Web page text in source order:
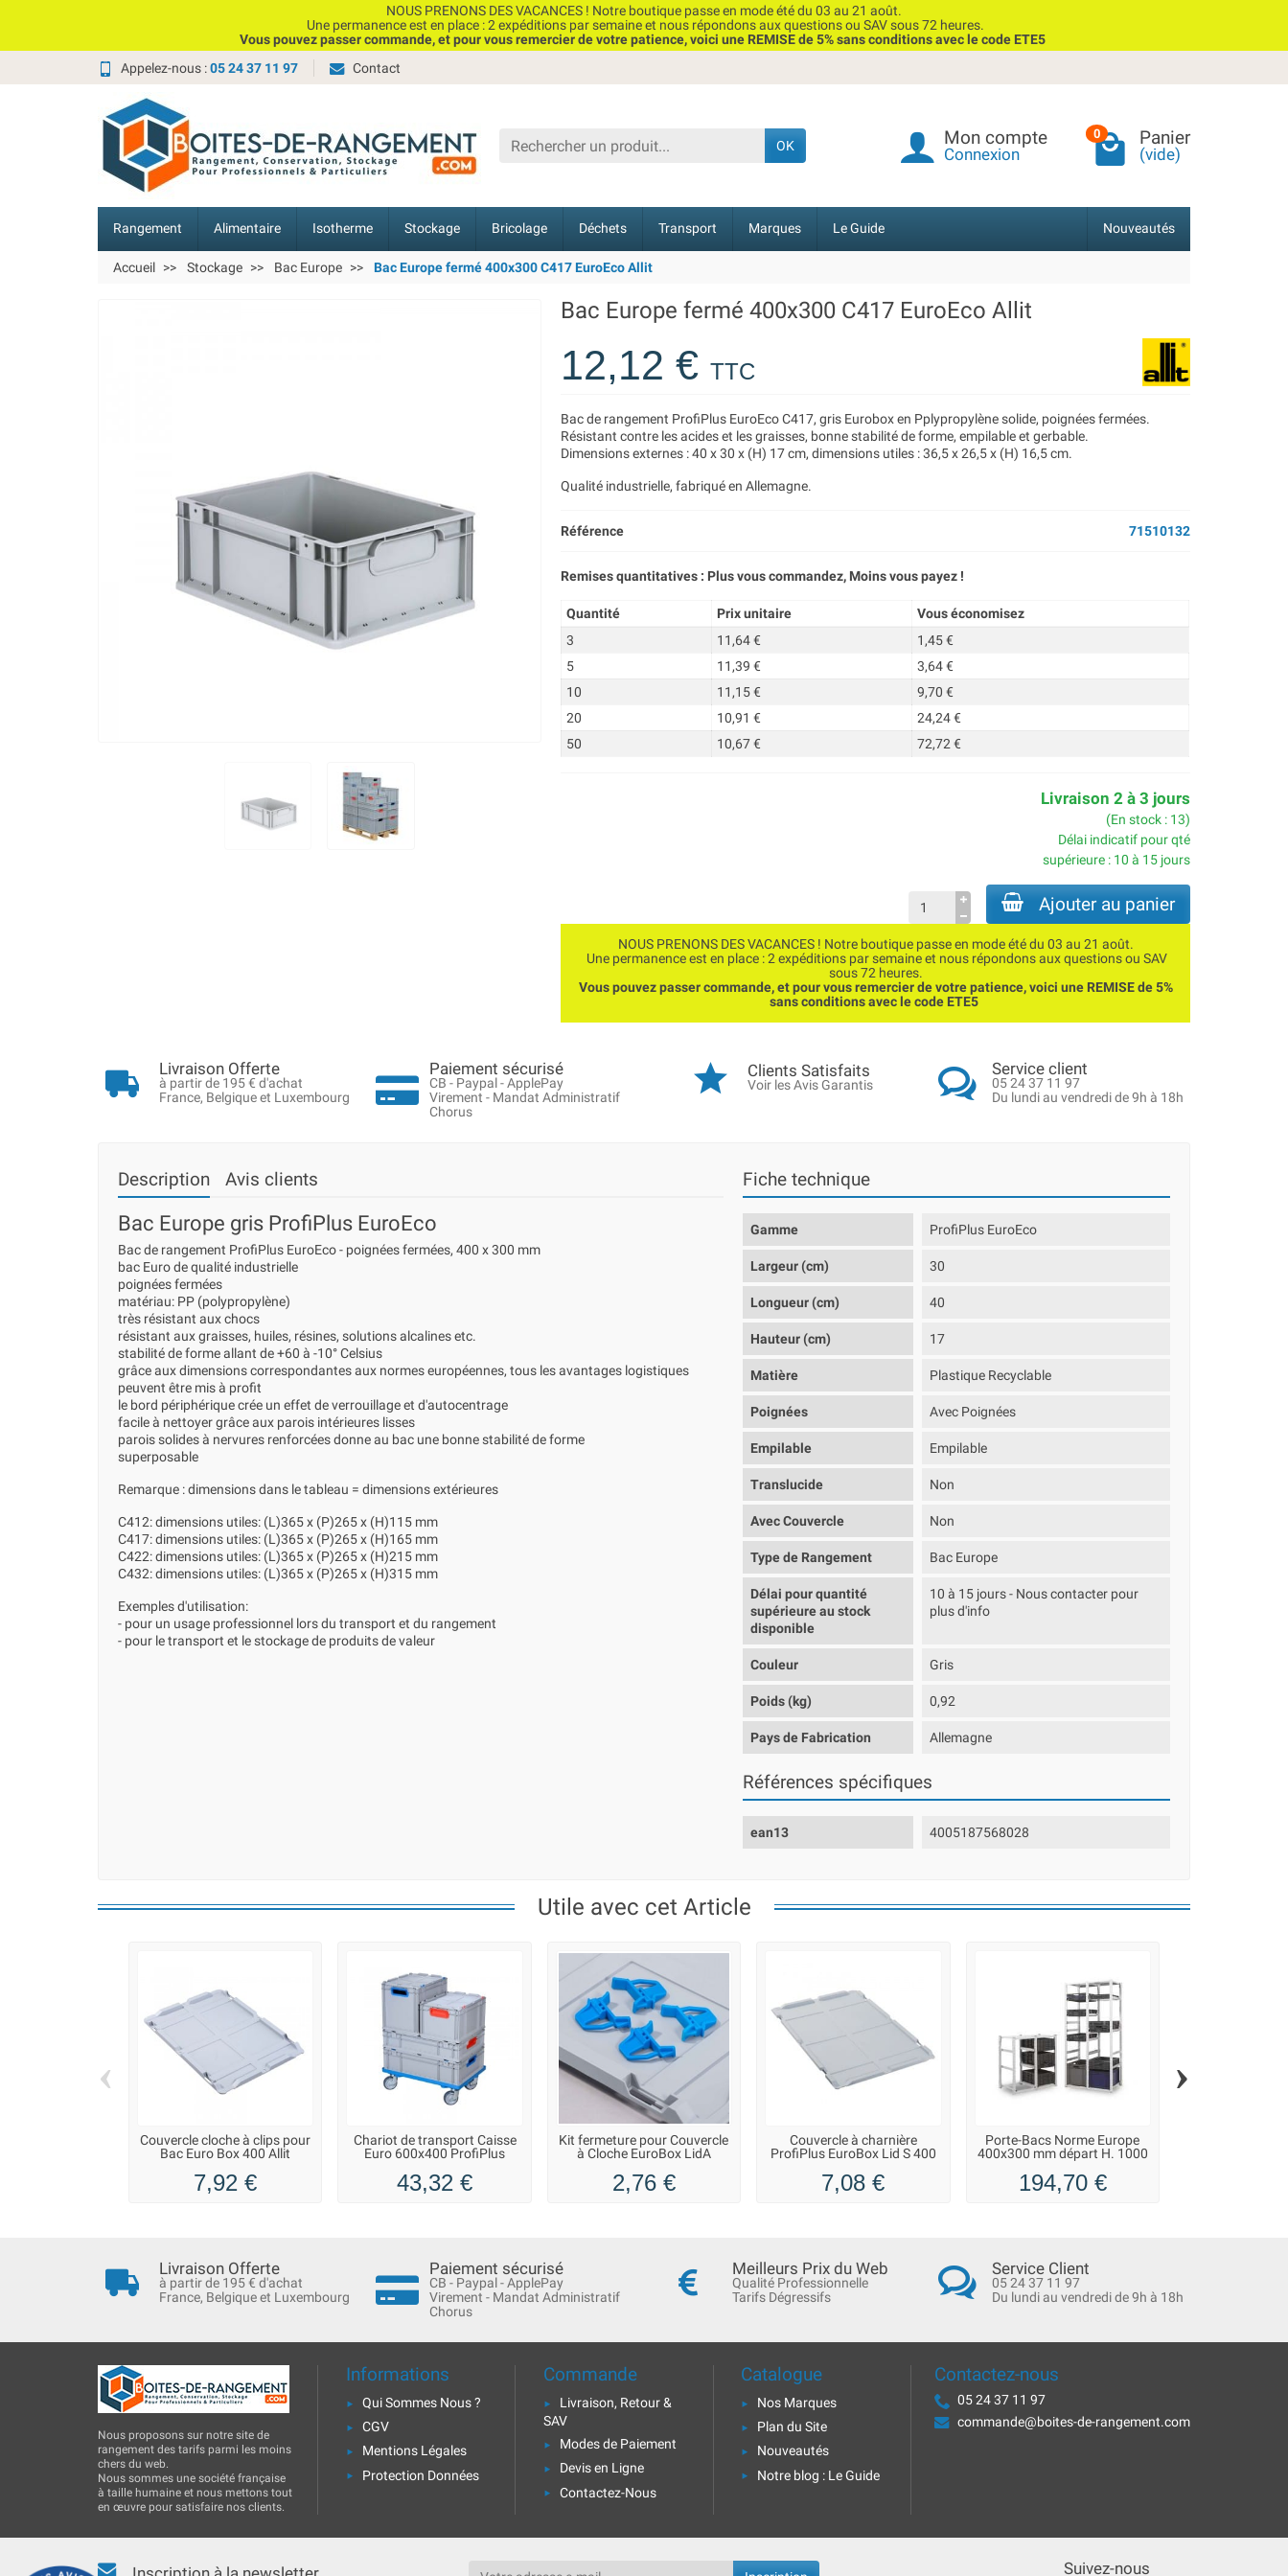
NOUS PRENONS DES VACANCES ! Notre boutique passe en mode été du 03 au 21 août.
Une permanence est en place : 2 expéditions par semaine et nous répondons aux questions ou SAV sous 72 heures.
Vous pouvez passer commande, et pour vous remercier de votre patience, voici une REMISE de 5% sans conditions avec le code ETE5
Appelez-nous :05 24 37 11 97 Contact
OK Mon compte
Connexion
0 Panier
(vide)
Rangement Alimentaire Isotherme Stockage Bricolage Déchets Transport Marques Le Guide Nouveautés
Accueil Stockage Bac Europe Bac Europe fermé 400x300 C417 EuroEco Allit
Bac Europe fermé 400x300 C417 EuroEco Allit
12,12 €TTC
Bac de rangement ProfiPlus EuroEco C417, gris Eurobox en Pplypropylène solide, poignées fermées.
Résistant contre les acides et les graisses, bonne stabilité de forme, empilable et gerbable.
Dimensions externes : 40 x 30 x (H) 17 cm, dimensions utiles : 36,5 x 26,5 x (H) 16,5 cm.
Qualité industrielle, fabriqué en Allemagne.
Référence 71510132
Remises quantitatives : Plus vous commandez, Moins vous payez !
Quantité Prix unitaire
Vous économisez
3
11,64 €
1,45 €
5
11,39 €
3,64 €
10
11,15 €
9,70 €
20
10,91 €
24,24 €
50
10,67 € 72,72 €
Livraison 2 à 3 jours
(En stock : 13)
Délai indicatif pour qté
supérieure : 10 à 15 jours
Ajouter au panier
NOUS PRENONS DES VACANCES ! Notre boutique passe en mode été du 03 au 21 août.
Une permanence est en place : 2 expéditions par semaine et nous répondons aux questions ou SAV
sous 72 heures.
Vous pouvez passer commande, et pour vous remercier de votre patience, voici une REMISE de 5%
sans conditions avec le code ETE5
Livraison Offerte
à partir de 195 € d'achat
France, Belgique et Luxembourg
Paiement sécurisé
CB - Paypal - ApplePay
Virement - Mandat Administratif
Chorus
Clients Satisfaits
Voir les Avis Garantis
Service client
05 24 37 11 97
Du lundi au vendredi de 9h à 18h
Description Avis clients
Bac Europe gris ProfiPlus EuroEco
Bac de rangement ProfiPlus EuroEco - poignées fermées, 400 x 300 mm
bac Euro de qualité industrielle
poignées fermées
matériau: PP (polypropylène)
très résistant aux chocs
résistant aux graisses, huiles, résines, solutions alcalines etc.
stabilité de forme allant de +60 à -10° Celsius
grâce aux dimensions correspondantes aux normes européennes, tous les avantages logistiques
peuvent être mis à profit
le bord périphérique crée un effet de verrouillage et d'autocentrage
facile à nettoyer grâce aux parois intérieures lisses
parois solides à nervures renforcées donne au bac une bonne stabilité de forme
superposable
Remarque : dimensions dans le tableau = dimensions extérieures
C412: dimensions utiles: (L)365 x (P)265 x (H)115 mm
C417: dimensions utiles: (L)365 x (P)265 x (H)165 mm
C422: dimensions utiles: (L)365 x (P)265 x (H)215 mm
C432: dimensions utiles: (L)365 x (P)265 x (H)315 mm
Exemples d'utilisation:
- pour un usage professionnel lors du transport et du rangement
- pour le transport et le stockage de produits de valeur
Fiche technique
Gamme ProfiPlus EuroEco
Largeur (cm) 30
Longueur (cm) 40
Hauteur (cm) 17
Matière Plastique Recyclable
Poignées Avec Poignées
Empilable Empilable
Translucide Non
Avec Couvercle Non
Type de Rangement Bac Europe
Délai pour quantité
supérieure au stock
disponible
10 à 15 jours - Nous contacter pour
plus d'info
Couleur Gris
Poids (kg) 0,92
Pays de Fabrication Allemagne
Références spécifiques
ean13 4005187568028
Utile avec cet Article
Couvercle cloche à clips pour
Bac Euro Box 400 Allit
7,92 €
Chariot de transport Caisse
Euro 600x400 ProfiPlus
43,32 €
Kit fermeture pour Couvercle
à Cloche EuroBox LidA
2,76 €
Couvercle à charnière
ProfiPlus EuroBox Lid S 400
7,08 €
Porte-Bacs Norme Europe
400x300 mm départ H. 1000
194,70 €
‹ ›
Livraison Offerte
à partir de 195 € d'achat
France, Belgique et Luxembourg
Paiement sécurisé
CB - Paypal - ApplePay
Virement - Mandat Administratif
Chorus
Meilleurs Prix du Web
Qualité Professionnelle
Tarifs Dégressifs
Service Client
05 24 37 11 97
Du lundi au vendredi de 9h à 18h
Nous proposons sur notre site de
rangement des tarifs parmi les moins
chers du web.
Nous sommes une société française
à taille humaine et nous mettons tout
en œuvre pour satisfaire nos clients.
Informations
Qui Sommes Nous ?
CGV
Mentions Légales
Protection Données
Commande
Livraison, Retour &
SAV
Modes de Paiement
Devis en Ligne
Contactez-Nous
Catalogue
Nos Marques
Plan du Site
Nouveautés
Notre blog : Le Guide
Contactez-nous
05 24 37 11 97
commande@boites-de-rangement.com
Suivez-nous